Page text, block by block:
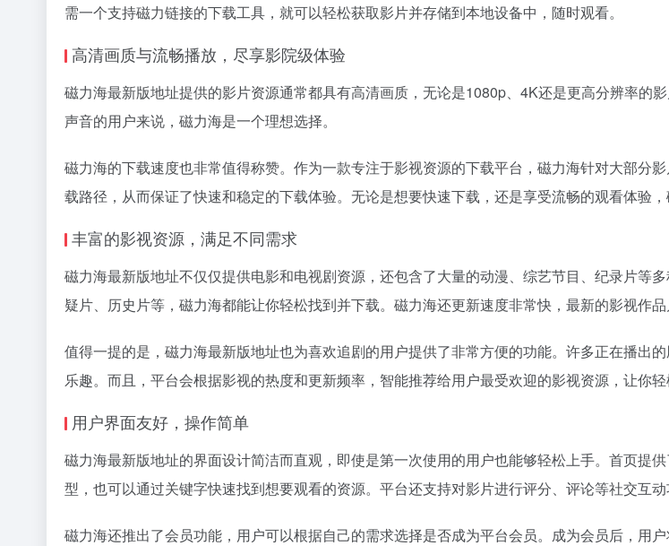
需一个支持磁力链接的下载工具，就可以轻松获取影片并存储到本地设备中，随时观看。
高清画质与流畅播放，尽享影院级体验
磁力海最新版地址提供的影片资源通常都具有高清画质，无论是1080p、4K还是更高分辨率的
声音的用户来说，磁力海是一个理想选择。
磁力海的下载速度也非常值得称赞。作为一款专注于影视资源的下载平台，磁力海针对大部分
载路径，从而保证了快速和稳定的下载体验。无论是想要快速下载，还是享受流畅的观看体验，
丰富的影视资源，满足不同需求
磁力海最新版地址不仅仅提供电影和电视剧资源，还包含了大量的动漫、综艺节目、纪录片等
疑片、历史片等，磁力海都能让你轻松找到并下载。磁力海还更新速度非常快，最新的影视作
值得一提的是，磁力海最新版地址也为喜欢追剧的用户提供了非常方便的功能。许多正在播出
乐趣。而且，平台会根据影视的热度和更新频率，智能推荐给用户最受欢迎的影视资源，让你轻
用户界面友好，操作简单
磁力海最新版地址的界面设计简洁而直观，即使是第一次使用的用户也能够轻松上手。首页提
型，也可以通过关键字快速找到想要观看的资源。平台还支持对影片进行评分、评论等社交互
磁力海还推出了会员功能，用户可以根据自己的需求选择是否成为平台会员。成为会员后，用